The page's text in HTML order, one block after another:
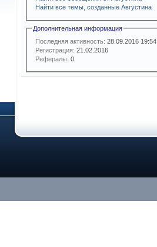
Найти все темы, созданные Августина
Дополнительная информация
Последняя активность: 28.09.2016 19:54
Регистрация: 21.02.2016
Рефералы: 0